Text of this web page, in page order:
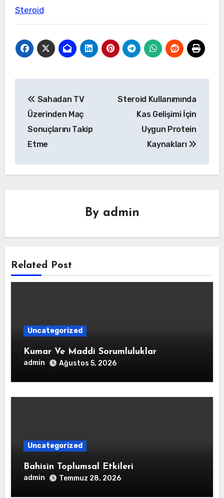
Steroid
gezinmesi
Sahadan TV
Üzerinden Maç
Sonuçlarını Takip
Etme
Steroid Kullanımında
Kas Gelişimi İçin
Uygun Protein
Kaynakları
By admin
Related Post
Uncategorized
Kumar Ve Maddi Sorumluluklar
admin Ağustos 5, 2026
Uncategorized
Bahisin Toplumsal Etkileri
admin Temmuz 28, 2026